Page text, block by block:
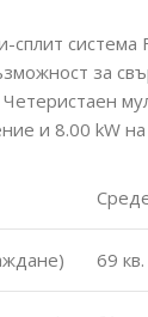
сплит система
за
и 8.00 kW
69